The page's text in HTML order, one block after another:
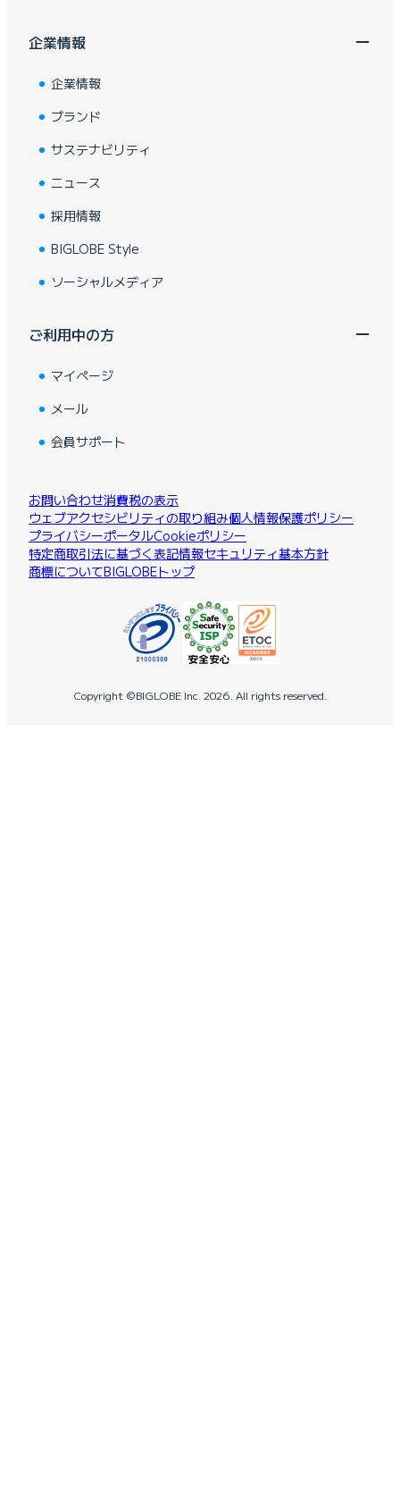
企業情報
企業情報
ブランド
サステナビリティ
ニュース
採用情報
BIGLOBE Style
ソーシャルメディア
ご利用中の方
マイページ
メール
会員サポート
お問い合わせ消費税の表示
ウェブアクセシビリティの取り組み個人情報保護ポリシー
プライバシーポータルCookieポリシー
特定商取引法に基づく表記情報セキュリティ基本方針
商標についてBIGLOBEトップ
Copyright ©BIGLOBE Inc. 2026. All rights reserved.